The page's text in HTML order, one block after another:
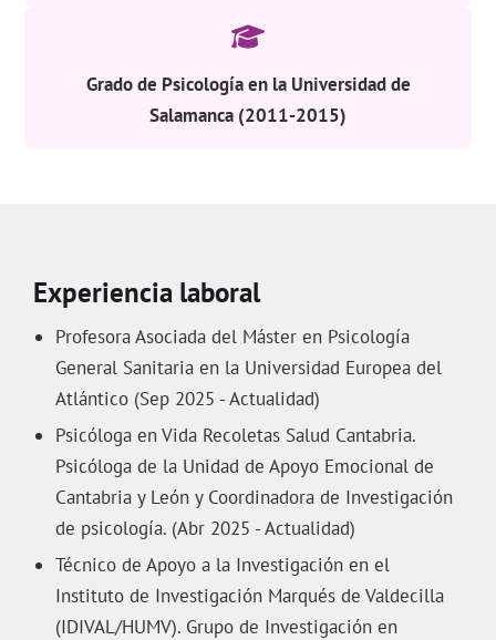
Grado de Psicología en la Universidad de
Salamanca (2011-2015)
Experiencia laboral
Profesora Asociada del Máster en Psicología
General Sanitaria en la Universidad Europea del
Atlántico (Sep 2025 - Actualidad)
Psicóloga en Vida Recoletas Salud Cantabria.
Psicóloga de la Unidad de Apoyo Emocional de
Cantabria y León y Coordinadora de Investigación
de psicología. (Abr 2025 - Actualidad)
Técnico de Apoyo a la Investigación en el
Instituto de Investigación Marqués de Valdecilla
(IDIVAL/HUMV). Grupo de Investigación en